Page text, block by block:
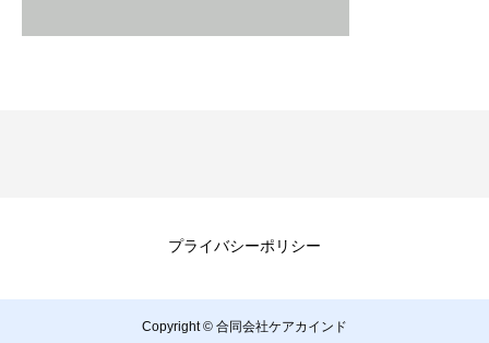
プライバシーポリシー
Copyright © 合同会社ケアカインド